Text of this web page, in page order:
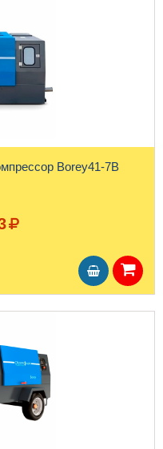
Borey41-7B